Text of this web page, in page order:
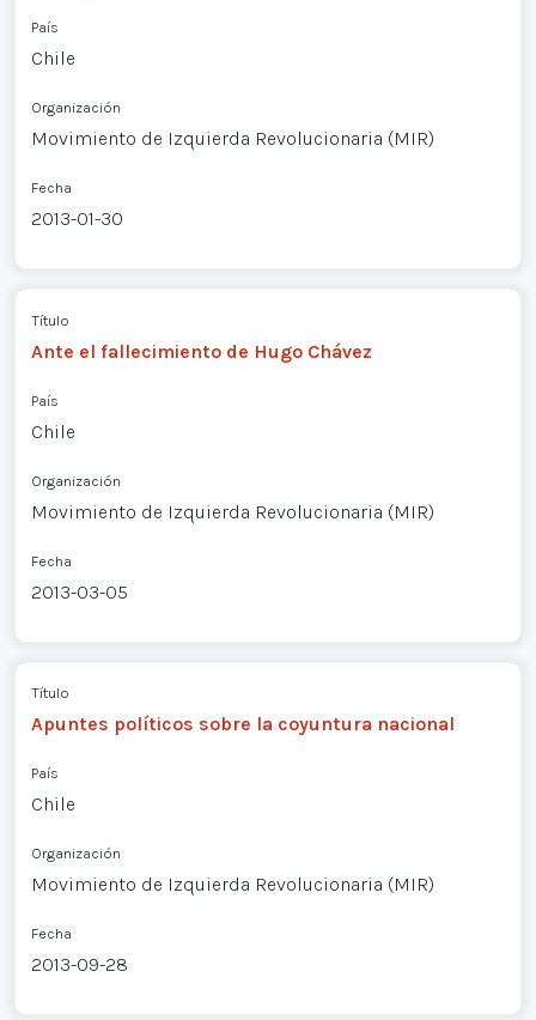
País
Chile
Organización
Movimiento de Izquierda Revolucionaria (MIR)
Fecha
2013-01-30
Título
Ante el fallecimiento de Hugo Chávez
País
Chile
Organización
Movimiento de Izquierda Revolucionaria (MIR)
Fecha
2013-03-05
Título
Apuntes políticos sobre la coyuntura nacional
País
Chile
Organización
Movimiento de Izquierda Revolucionaria (MIR)
Fecha
2013-09-28